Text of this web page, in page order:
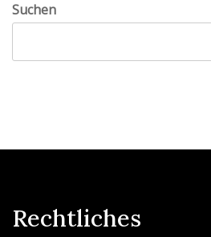
Suchen
Rechtliches